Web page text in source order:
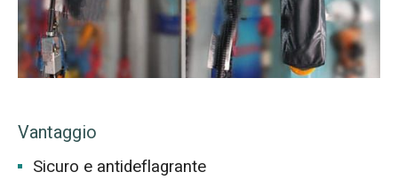
Vantaggio
Sicuro e antideflagrante